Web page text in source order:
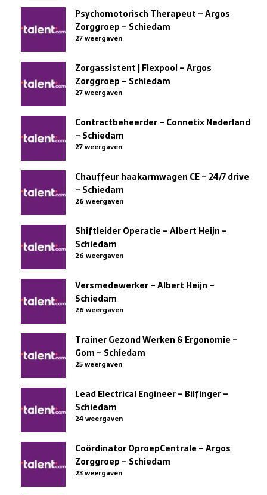
Psychomotorisch Therapeut – Argos
Zorggroep – Schiedam
27 weergaven
Zorgassistent | Flexpool – Argos
Zorggroep – Schiedam
27 weergaven
Contractbeheerder – Connetix Nederland
– Schiedam
27 weergaven
Chauffeur haakarmwagen CE – 24/7 drive
– Schiedam
26 weergaven
Shiftleider Operatie – Albert Heijn –
Schiedam
26 weergaven
Versmedewerker – Albert Heijn –
Schiedam
26 weergaven
Trainer Gezond Werken & Ergonomie –
Gom – Schiedam
25 weergaven
Lead Electrical Engineer – Bilfinger –
Schiedam
24 weergaven
Coördinator OproepCentrale – Argos
Zorggroep – Schiedam
23 weergaven